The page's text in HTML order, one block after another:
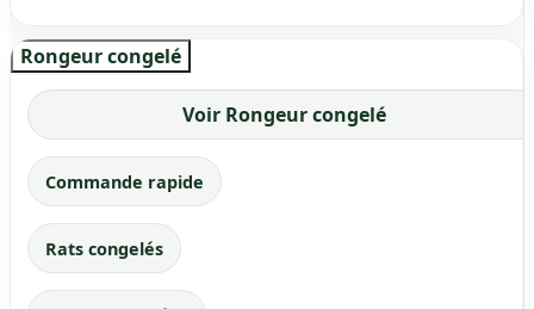
Rongeur congelé
Voir Rongeur congelé
Commande rapide
Rats congelés